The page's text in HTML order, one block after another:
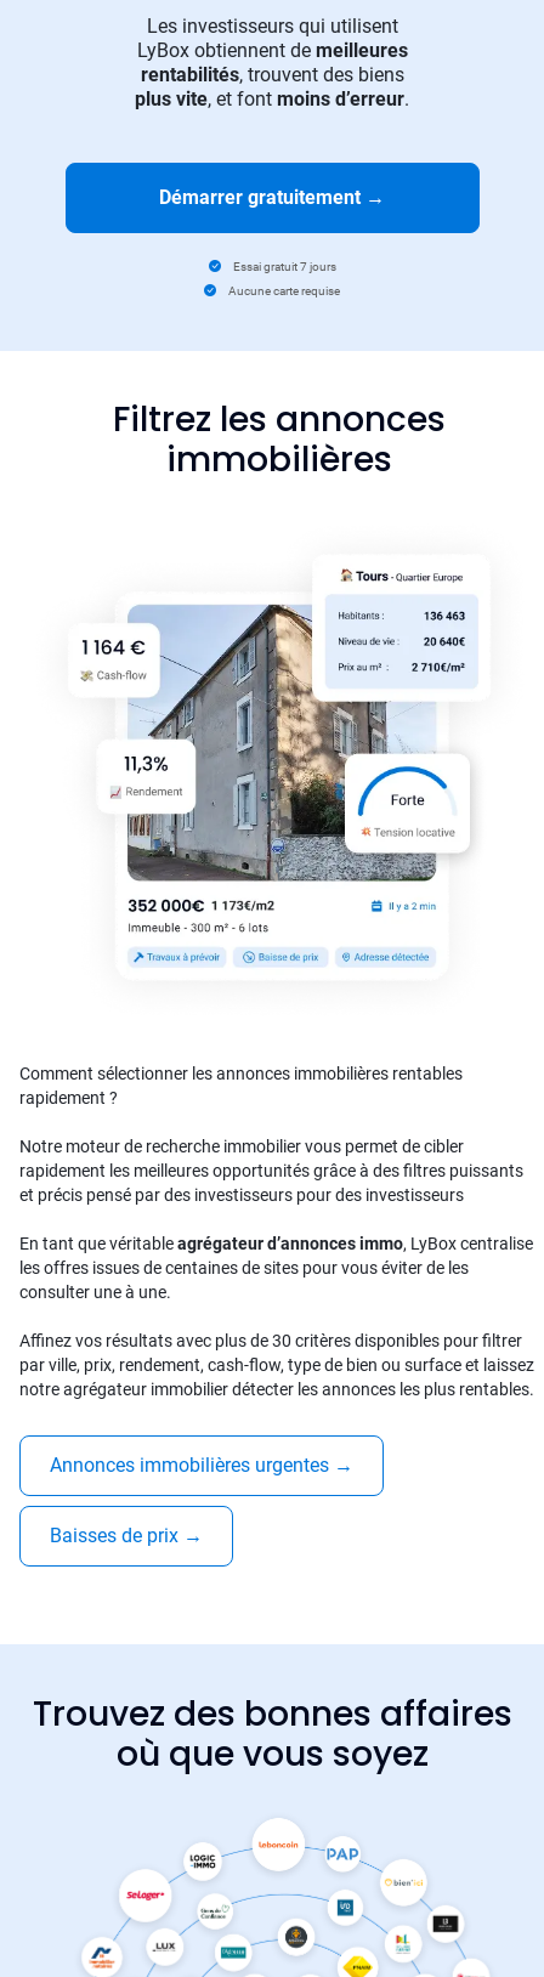
Les investisseurs qui utilisent
LyBox obtiennent de meilleures
rentabilités, trouvent des biens
plus vite, et font moins d’erreur.
Démarrer gratuitement →
Essai gratuit 7 jours
Aucune carte requise
Filtrez les annonces
immobilières
Comment sélectionner les annonces immobilières rentables
rapidement ?
Notre moteur de recherche immobilier vous permet de cibler
rapidement les meilleures opportunités grâce à des filtres puissants
et précis pensé par des investisseurs pour des investisseurs
En tant que véritableagrégateur d’annonces immo, LyBox centralise
les offres issues de centaines de sites pour vous éviter de les
consulter une à une.
Affinez vos résultats avec plus de 30 critères disponibles pour filtrer
par ville, prix, rendement, cash-flow, type de bien ou surface et laissez
notre agrégateur immobilier détecter les annonces les plus rentables.
Annonces immobilières urgentes →
Baisses de prix →
Trouvez des bonnes affaires
où que vous soyez